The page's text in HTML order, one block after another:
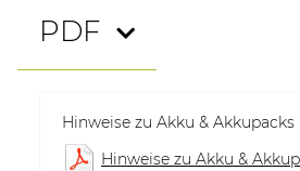
PDF
Hinweise zu Akku & Akkupacks
Hinweise zu Akku &